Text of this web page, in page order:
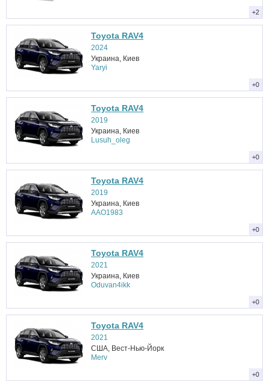
+2
+0
Toyota RAV4
2024
Украина, Киев
Yaryi
+0
Toyota RAV4
2019
Украина, Киев
Lusuh_oleg
+0
Toyota RAV4
2019
Украина, Киев
ААО1983
+0
Toyota RAV4
2021
Украина, Киев
Oduvan4ikk
+0
Toyota RAV4
2021
США, Вест-Нью-Йорк
Merv